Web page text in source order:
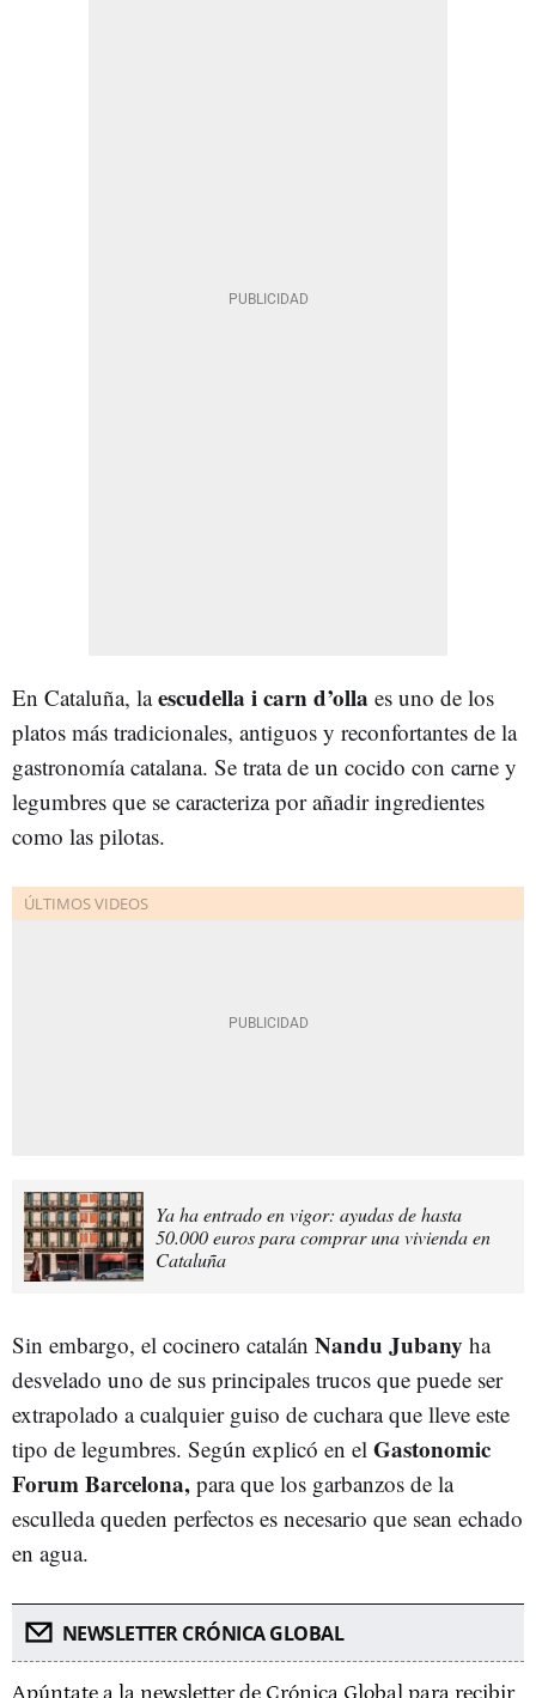
En Cataluña, laescudella i carn d’olla es uno de los
platos más tradicionales, antiguos y reconfortantes de la
gastronomía catalana. Se trata de un cocido con carne y
legumbres que se caracteriza por añadir ingredientes
como las pilotas.
Ya ha entrado en vigor: ayudas de hasta
50.000 euros para comprar una vivienda en
Cataluña
Sin embargo, el cocinero catalán Nandu Jubany ha
desvelado uno de sus principales trucos que puede ser
extrapolado a cualquier guiso de cuchara que lleve este
tipo de legumbres. Según explicó en el Gastonomic
Forum Barcelona, para que los garbanzos de la
esculleda queden perfectos es necesario que sean echado
en agua.
NEWSLETTER CRÓNICA GLOBAL
Apúntate a la newsletter de Crónica Global para recibir